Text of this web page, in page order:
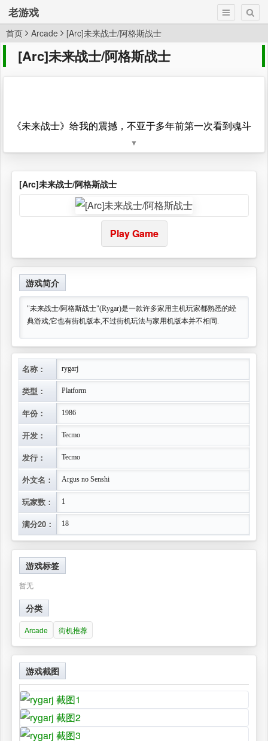
老游戏
首页 Arcade [Arc]未来战士/阿格斯战士
[Arc]未来战士/阿格斯战士
《未来战士》给我的震撼，不亚于多年前第一次看到魂斗
罗，它出现在江城第一家街机室，小南街那里，旁边是家
家街机室其实就两台机器，但那时候给人的吸引力之大，
每天人爆满。别说玩，连看都是垫起脚看。里面有张床，
黑暗街 暗黑封印
游戏室...勇常说:“神奇李霞”，因为班上有同学叫这个名
字。嗯，跑题求。《未来战士》画面和音乐在我眼里至少
是我的10名以内，游戏节奏快，紧张，刺激，尤其是第二
关的过关画面，两个练功的人比着动作，感觉超带劲！当
时街机上写的就是“未来战士”，游戏是日版
▼
[Arc]未来战士/阿格斯战士
Play Game
游戏简介
"未来战士/阿格斯战士"(Rygar)是一款许多家用主机玩家都熟悉的经
典游戏;它也有街机版本,不过街机玩法与家用机版本并不相同.
名称： rygarj
类型： Platform
年份： 1986
开发： Tecmo
发行： Tecmo
外文名： Argus no Senshi
玩家数： 1
满分20： 18
游戏标签
暂无
分类
Arcade 街机推荐
游戏截图